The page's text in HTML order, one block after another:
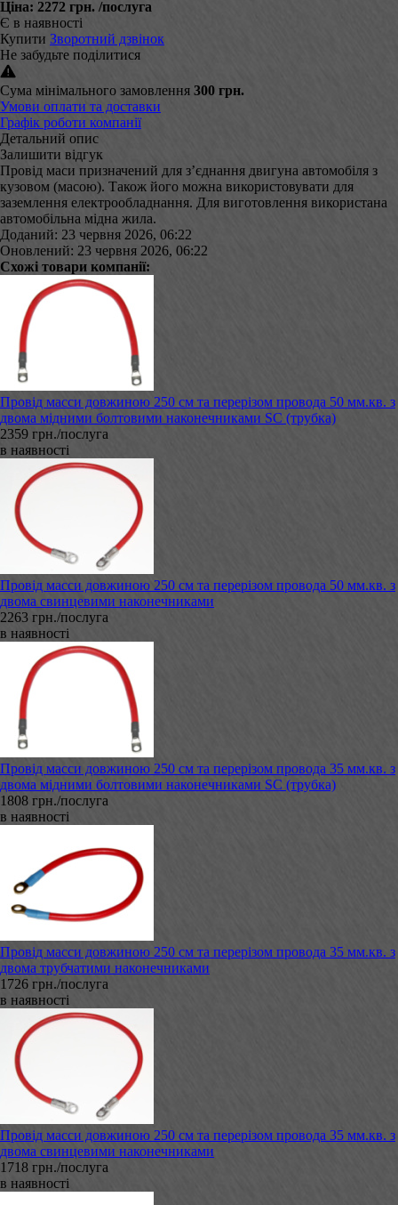
Ціна: 2272 грн. /послуга
Є в наявності
Купити Зворотний дзвінок
Не забудьте поділитися
Сума мінімального замовлення 300 грн.
Умови оплати та доставки
Графік роботи компанії
Детальний опис
Залишити відгук
Провід маси призначений для з’єднання двигуна автомобіля з
кузовом (масою). Також його можна використовувати для
заземлення електрообладнання. Для виготовлення використана
автомобільна мідна жила.
Доданий: 23 червня 2026, 06:22
Оновлений: 23 червня 2026, 06:22
Схожі товари компанії:
Провід масси довжиною 250 см та перерізом провода 50 мм.кв. з
двома мідними болтовими наконечниками SC (трубка)
2359 грн./послуга
в наявності
Провід масси довжиною 250 см та перерізом провода 50 мм.кв. з
двома свинцевими наконечниками
2263 грн./послуга
в наявності
Провід масси довжиною 250 см та перерізом провода 35 мм.кв. з
двома мідними болтовими наконечниками SC (трубка)
1808 грн./послуга
в наявності
Провід масси довжиною 250 см та перерізом провода 35 мм.кв. з
двома трубчатими наконечниками
1726 грн./послуга
в наявності
Провід масси довжиною 250 см та перерізом провода 35 мм.кв. з
двома свинцевими наконечниками
1718 грн./послуга
в наявності